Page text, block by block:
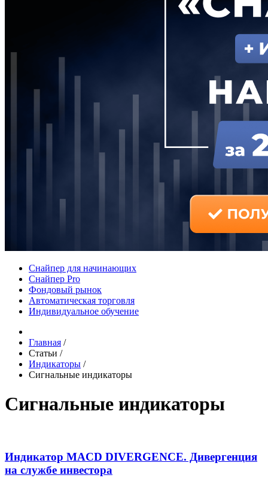
Снайпер для начинающих
Снайпер Pro
Фондовый рынок
Автоматическая торговля
Индивидуальное обучение
Главная /
Статьи /
Индикаторы /
Сигнальные индикаторы
Сигнальные индикаторы
Индикатор MACD DIVERGENCE. Дивергенция
на службе инвестора